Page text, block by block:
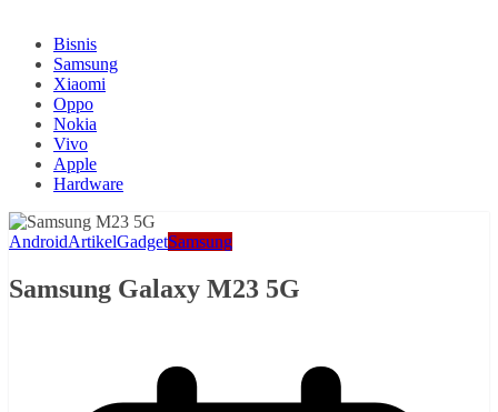
Bisnis
Samsung
Xiaomi
Oppo
Nokia
Vivo
Apple
Hardware
AndroidArtikelGadgetSamsung
Samsung Galaxy M23 5G